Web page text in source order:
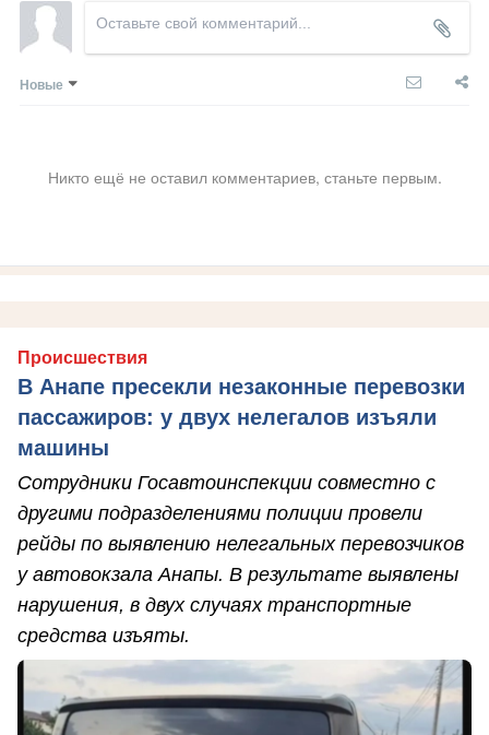
Новые
Никто ещё не оставил комментариев, станьте первым.
Происшествия
В Анапе пресекли незаконные перевозки
пассажиров: у двух нелегалов изъяли
машины
Сотрудники Госавтоинспекции совместно с
другими подразделениями полиции провели
рейды по выявлению нелегальных перевозчиков
у автовокзала Анапы. В результате выявлены
нарушения, в двух случаях транспортные
средства изъяты.